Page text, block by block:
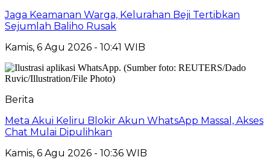
Jaga Keamanan Warga, Kelurahan Beji Tertibkan
Sejumlah Baliho Rusak
Kamis, 6 Agu 2026 - 10:41 WIB
Berita
Meta Akui Keliru Blokir Akun WhatsApp Massal, Akses
Chat Mulai Dipulihkan
Kamis, 6 Agu 2026 - 10:36 WIB